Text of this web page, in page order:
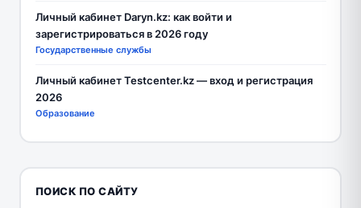
Личный кабинет Daryn.kz: как войти и
зарегистрироваться в 2026 году
Государственные службы
Личный кабинет Testcenter.kz — вход и регистрация
2026
Образование
ПОИСК ПО САЙТУ